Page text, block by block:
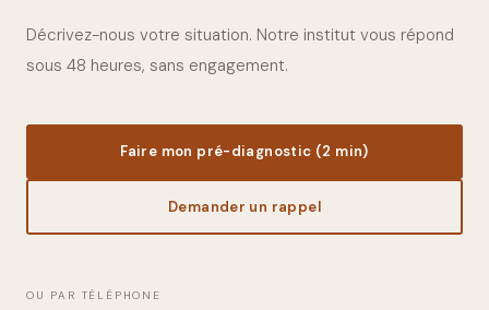
Décrivez-nous votre situation. Notre institut vous répond
sous 48 heures, sans engagement.
Faire mon pré-diagnostic (2 min)
Demander un rappel
OU PAR TÉLÉPHONE